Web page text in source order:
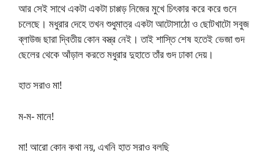
আর সেই সাথে একটা একটা চাপ্পড় নিজের মুখে চিৎকার করে করে গুনে
চলেছে। মধুরার দেহে তখন শুধুমাত্র একটা আটোসাঠো ও ছোটখাটো সবুজ
ব্লাউজ ছারা দ্বিতীয় কোন বস্ত্র নেই। তাই শাস্তি শেষ হতেই ভেজা গুদ
ছেলের থেকে আঁড়াল করতে মধুরার দুহাতে তাঁর গুদ ঢাকা দেয়।
হাত সরাও মা!
ম-ম- মানে!
মা! আরো কোন কথা নয়, এখনি হাত সরাও বলছি